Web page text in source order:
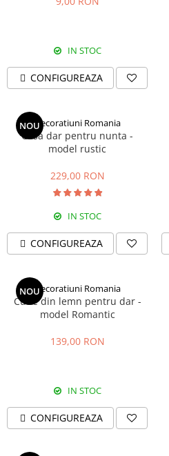
Candy bar botez
Decoratiuni botez diverse
IN STOC
CONFIGUREAZA
NOUDecoratiuni Romania
Casa dar pentru nunta -
model rustic
229,00 RON
IN STOC
CONFIGUREAZA
NOUDecoratiuni Romania
Cutie din lemn pentru dar -
model Romantic
139,00 RON
IN STOC
CONFIGUREAZA